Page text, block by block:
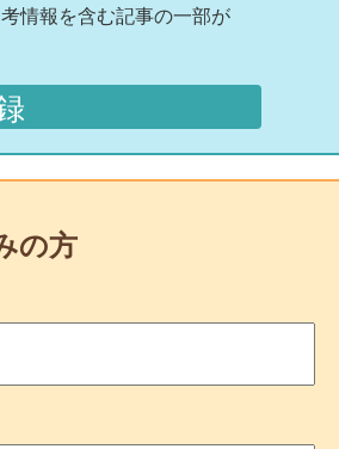
情報を含む記事の一部が
の方